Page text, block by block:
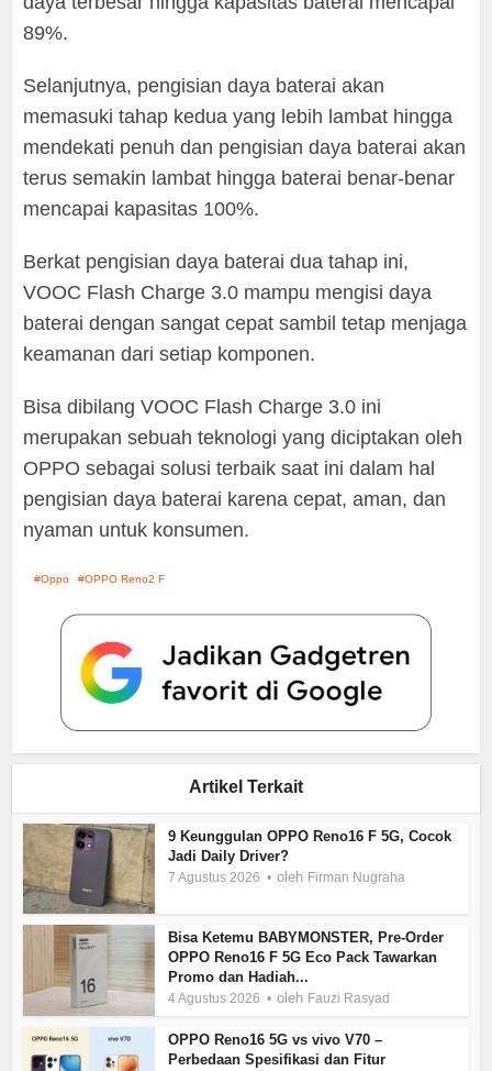
89%.
Selanjutnya, pengisian daya baterai akan
memasuki tahap kedua yang lebih lambat hingga
mendekati penuh dan pengisian daya baterai akan
terus semakin lambat hingga baterai benar-benar
mencapai kapasitas 100%.
Berkat pengisian daya baterai dua tahap ini,
VOOC Flash Charge 3.0 mampu mengisi daya
baterai dengan sangat cepat sambil tetap menjaga
keamanan dari setiap komponen.
Bisa dibilang VOOC Flash Charge 3.0 ini
merupakan sebuah teknologi yang diciptakan oleh
OPPO sebagai solusi terbaik saat ini dalam hal
pengisian daya baterai karena cepat, aman, dan
nyaman untuk konsumen.
Oppo OPPO Reno2 F
Artikel Terkait
9 Keunggulan OPPO Reno16 F 5G, Cocok
Jadi Daily Driver?
7 Agustus 2026 oleh Firman Nugraha
Bisa Ketemu BABYMONSTER, Pre-Order
OPPO Reno16 F 5G Eco Pack Tawarkan
Promo dan Hadiah...
4 Agustus 2026 oleh Fauzi Rasyad
OPPO Reno16 5G vs vivo V70 –
Perbedaan Spesifikasi dan Fitur